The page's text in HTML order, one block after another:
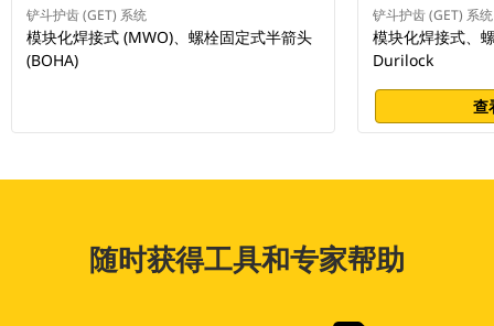
铲斗护齿 (GET) 系统
模块化焊接式 (MWO)、螺栓固定式半箭头
(BOHA)
铲斗护齿 (GET) 系统
模块化焊接式、
Durilock
查
随时获得工具和专家帮助